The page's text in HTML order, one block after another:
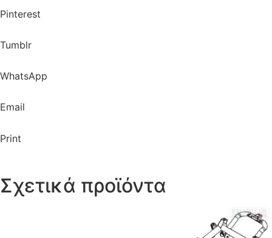
Pinterest
Tumblr
WhatsApp
Email
Print
Σχετικά προϊόντα